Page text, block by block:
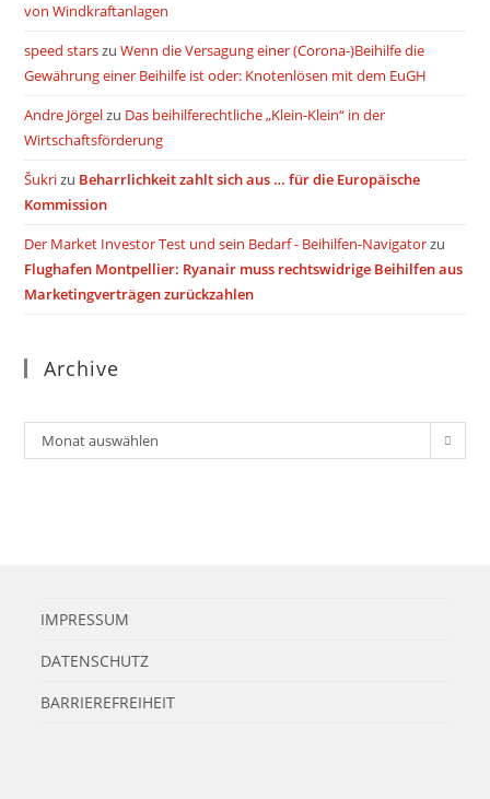
von Windkraftanlagen
speed starszuWenn die Versagung einer (Corona-)Beihilfe die
Gewährung einer Beihilfe ist oder: Knotenlösen mit dem EuGH
Andre Jörgelzu Das beihilferechtliche „Klein-Klein“ in der
Wirtschaftsförderung
Šukrizu Beharrlichkeit zahlt sich aus … für die Europäische
Kommission
Der Market Investor Test und sein Bedarf - Beihilfen-Navigatorzu
Flughafen Montpellier: Ryanair muss rechtswidrige Beihilfen aus
Marketingverträgen zurückzahlen
Archive
Archiv
Monat auswählen
IMPRESSUM
DATENSCHUTZ
BARRIEREFREIHEIT